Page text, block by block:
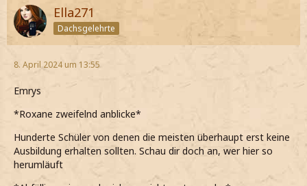
Ella271
Dachsgelehrte
8. April 2024 um 13:55
Emrys
*Roxane zweifelnd anblicke*
Hunderte Schüler von denen die meisten überhaupt erst keine
Ausbildung erhalten sollten. Schau dir doch an, wer hier so
herumläuft